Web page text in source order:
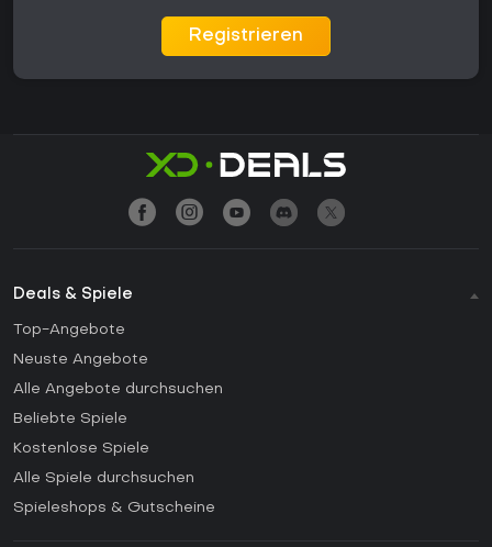
Registrieren
Deals & Spiele
Top-Angebote
Neuste Angebote
Alle Angebote durchsuchen
Beliebte Spiele
Kostenlose Spiele
Alle Spiele durchsuchen
Spieleshops & Gutscheine